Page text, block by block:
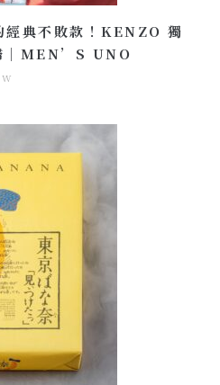
典不敗款！KENZO 獨
｜MEN’S UNO